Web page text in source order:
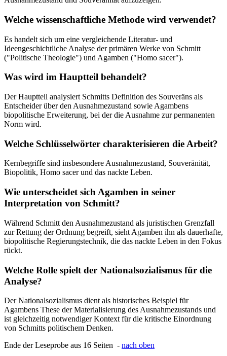
Welche wissenschaftliche Methode wird verwendet?
Es handelt sich um eine vergleichende Literatur- und
Ideengeschichtliche Analyse der primären Werke von Schmitt
("Politische Theologie") und Agamben ("Homo sacer").
Was wird im Hauptteil behandelt?
Der Hauptteil analysiert Schmitts Definition des Souveräns als
Entscheider über den Ausnahmezustand sowie Agambens
biopolitische Erweiterung, bei der die Ausnahme zur permanenten
Norm wird.
Welche Schlüsselwörter charakterisieren die Arbeit?
Kernbegriffe sind insbesondere Ausnahmezustand, Souveränität,
Biopolitik, Homo sacer und das nackte Leben.
Wie unterscheidet sich Agamben in seiner
Interpretation von Schmitt?
Während Schmitt den Ausnahmezustand als juristischen Grenzfall
zur Rettung der Ordnung begreift, sieht Agamben ihn als dauerhafte,
biopolitische Regierungstechnik, die das nackte Leben in den Fokus
rückt.
Welche Rolle spielt der Nationalsozialismus für die
Analyse?
Der Nationalsozialismus dient als historisches Beispiel für
Agambens These der Materialisierung des Ausnahmezustands und
ist gleichzeitig notwendiger Kontext für die kritische Einordnung
von Schmitts politischem Denken.
Ende der Leseprobe aus 16 Seiten - nach oben